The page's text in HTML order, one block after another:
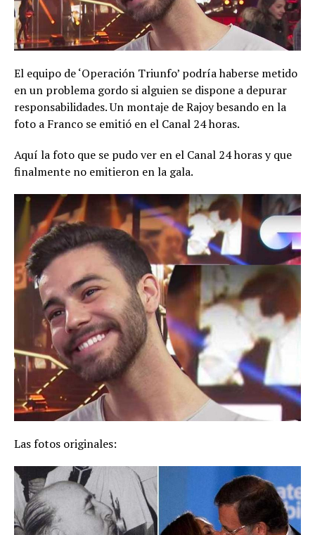
El equipo de ‘Operación Triunfo’ podría haberse metido
en un problema gordo si alguien se dispone a depurar
responsabilidades. Un montaje de Rajoy besando en la
foto a Franco se emitió en el Canal 24 horas.
Aquí la foto que se pudo ver en el Canal 24 horas y que
finalmente no emitieron en la gala.
Las fotos originales: